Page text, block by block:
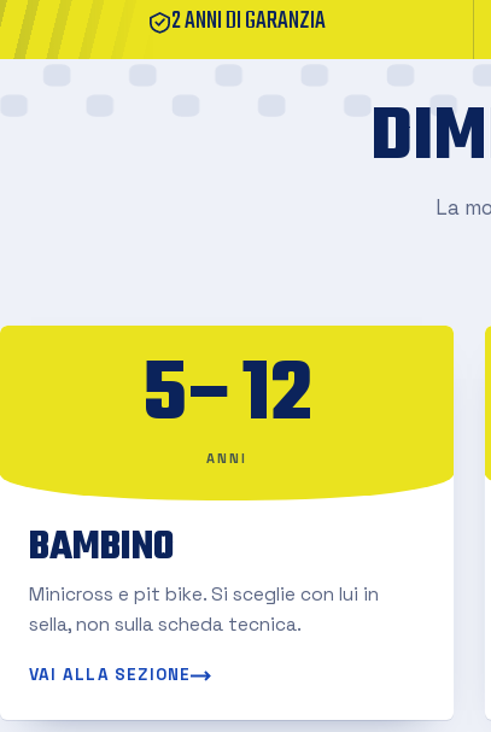
2 ANNI DI GARANZIA
La
5–12
ANNI
BAMBINO
Minicross e pit bike. Si sceglie con lui in
sella, non sulla scheda tecnica.
VAI ALLA SEZIONE